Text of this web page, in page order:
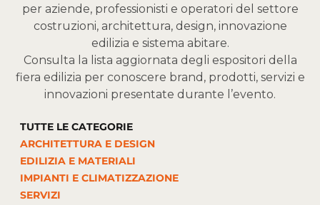
per aziende, professionisti e operatori del settore
costruzioni, architettura, design, innovazione
edilizia e sistema abitare.
Consulta la lista aggiornata degli espositori della
fiera edilizia per conoscere brand, prodotti, servizi e
innovazioni presentate durante l’evento.
TUTTE LE CATEGORIE
ARCHITETTURA E DESIGN
EDILIZIA E MATERIALI
IMPIANTI E CLIMATIZZAZIONE
SERVIZI